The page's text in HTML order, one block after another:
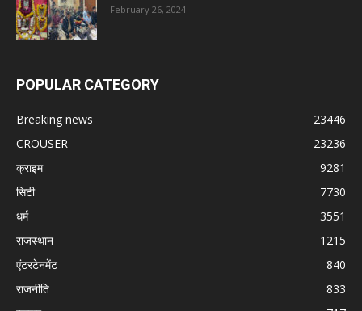
February 26, 2024
POPULAR CATEGORY
Breaking news
23446
CROUSER
23236
क्राइम
9281
सिटी
7730
धर्म
3551
राजस्थान
1215
एंटरटेनमेंट
840
राजनीति
833